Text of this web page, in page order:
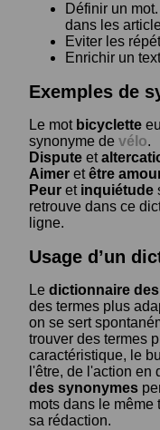
Définir un
dans les
Eviter les
Enrichir un
Exemples de
Le mot bicyclette
synonyme de vélo.
Dispute et
Aimer etêtre
Peur et inquiétude
retrouve dans ce
ligne.
Usage d’un
Le dictionnaire
des termes plus
on se sert
trouver des termes
caractéristique, le
l'être, de l'action en
des synonymes
mots dans le même
sa rédaction.